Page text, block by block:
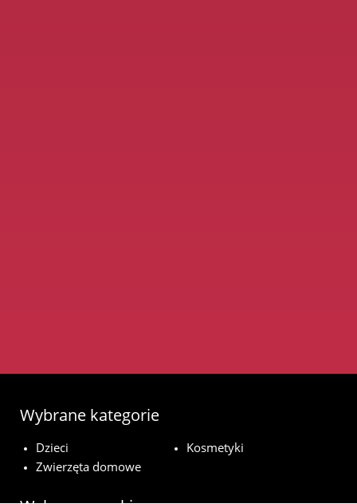
Wybrane kategorie
Dzieci
Kosmetyki
Zwierzęta domowe